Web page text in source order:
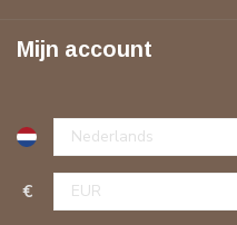
Mijn account
€